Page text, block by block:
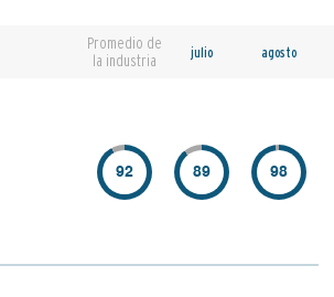
Promedio de
la industria
julio agosto
92 89 98